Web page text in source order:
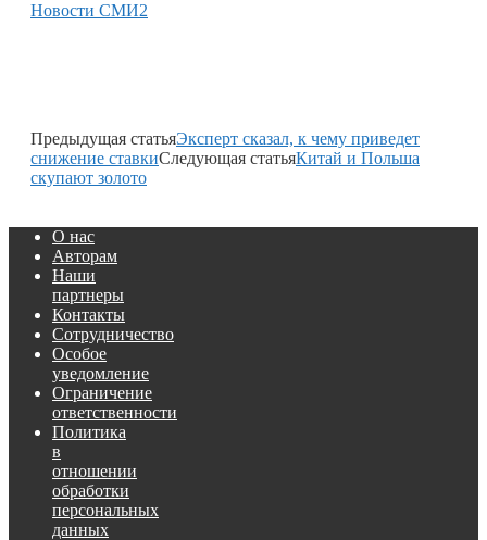
Новости СМИ2
Предыдущая статьяЭксперт сказал, к чему приведет
снижение ставкиСледующая статьяКитай и Польша
скупают золото
О нас
Авторам
Наши
партнеры
Контакты
Сотрудничество
Особое
уведомление
Ограничение
ответственности
Политика
в
отношении
обработки
персональных
данных